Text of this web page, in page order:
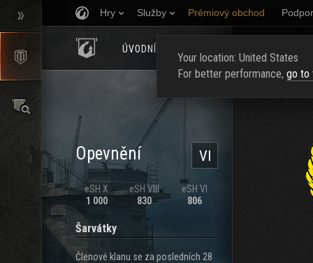
Hry Služby Prémiový obchod
ÚVODNÍ STRÁNKA
VI
Opevnění
eSH X
1 000
eSH VIII
830
eSH VI
806
Šarvátky
Členové klanu se za posledních 28
Your location: United States
For better performance, go to